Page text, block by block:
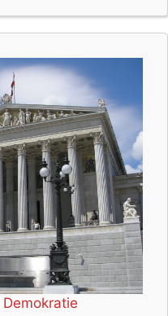
Demokratie